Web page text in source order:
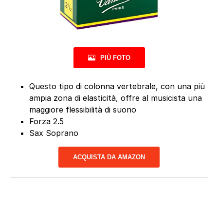
PIÙ FOTO
Questo tipo di colonna vertebrale, con una più
ampia zona di elasticità, offre al musicista una
maggiore flessibilità di suono
Forza 2.5
Sax Soprano
ACQUISTA DA AMAZON